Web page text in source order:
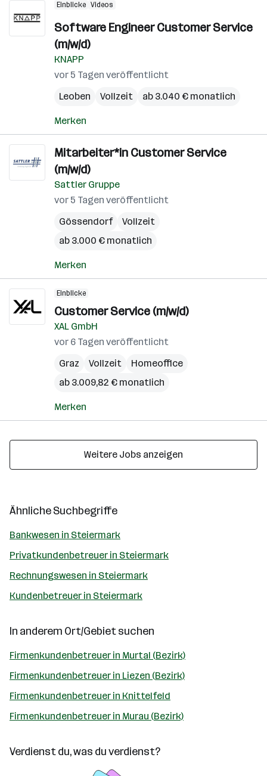
Einblicke Videos
Software Engineer Customer Service
(m/w/d)
KNAPP
vor 5 Tagen veröffentlicht
Leoben
Vollzeit ab 3.040 € monatlich
Merken
Mitarbeiter*in Customer Service
(m/w/d)
Sattler Gruppe
vor 5 Tagen veröffentlicht
Gössendorf
Vollzeit
ab 3.000 € monatlich
Merken
Einblicke
Customer Service (m/w/d)
XAL GmbH
vor 6 Tagen veröffentlicht
Graz
Vollzeit
Homeoffice
ab 3.009,82 € monatlich
Merken
Weitere Jobs anzeigen
Ähnliche Suchbegriffe
Bankwesen in Steiermark
Privatkundenbetreuer in Steiermark
Rechnungswesen in Steiermark
Kundenbetreuer in Steiermark
In anderem Ort/Gebiet suchen
Firmenkundenbetreuer in Murtal (Bezirk)
Firmenkundenbetreuer in Liezen (Bezirk)
Firmenkundenbetreuer in Knittelfeld
Firmenkundenbetreuer in Murau (Bezirk)
Verdienst du, was du verdienst?